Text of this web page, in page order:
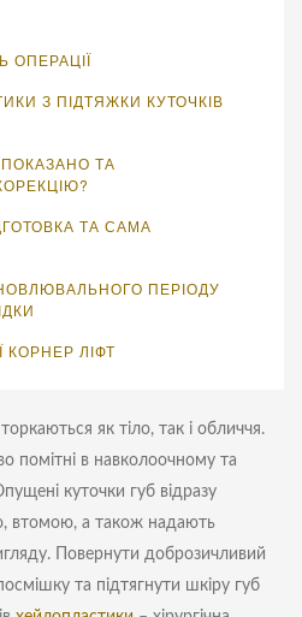
ОПЕРАЦІЇ
З ПІДТЯЖКИ КУТОЧКІВ
ТА
ТА САМА
ПЕРІОДУ
КОРНЕР ЛІФТ
як тіло, так і обличчя.
помітні в навколоочному та
куточки губ відразу
втомою, а також надають
Повернути доброзичливий
та підтягнути шкіру губ